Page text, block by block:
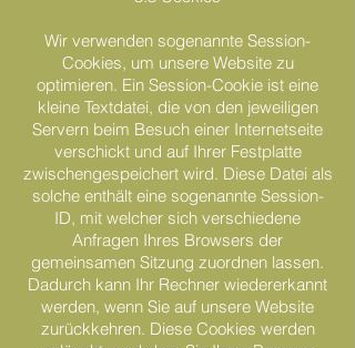
Wir verwenden sogenannte Session-
Cookies, um unsere Website zu
optimieren. Ein Session-Cookie ist eine
kleine Textdatei, die von den jeweiligen
Servern beim Besuch einer Internetseite
verschickt und auf Ihrer Festplatte
zwischengespeichert wird. Diese Datei als
solche enthält eine sogenannte Session-
ID, mit welcher sich verschiedene
Anfragen Ihres Browsers der
gemeinsamen Sitzung zuordnen lassen.
Dadurch kann Ihr Rechner wiedererkannt
werden, wenn Sie auf unsere Website
zurückkehren. Diese Cookies werden